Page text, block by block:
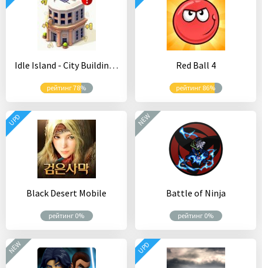
Idle Island - City Building Idle Tycoon
рейтинг 78%
Red Ball 4
рейтинг 86%
Black Desert Mobile
рейтинг 0%
UPD
Battle of Ninja
рейтинг 0%
NEW
NEW UPD